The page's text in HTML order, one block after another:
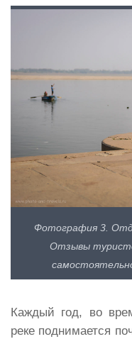
Фотография 3.
Отзывы
Каждый год, во
реке поднимается